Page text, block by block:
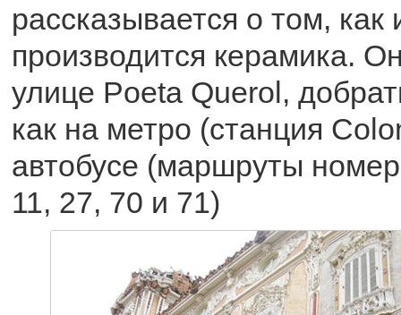
рассказывается о том, как
производится керамика.
улице Poeta Querol,
как на метро (станция
автобусе (маршруты
11, 27, 70 и 71)